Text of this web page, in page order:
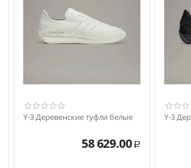
Y-3 Деревенские туфли белые
58 629.00 Р
Y-3